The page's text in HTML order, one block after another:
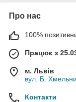
Про нас
100%
Працює з
м. Львів
вул. Б.
Контакти